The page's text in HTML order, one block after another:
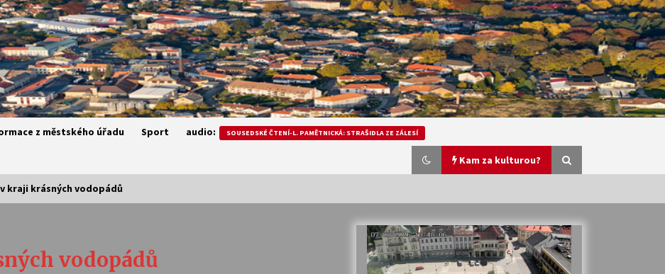
z městského úřadu Sport audio: SOUSEDSKÉ ČTENÍ-L. PAMĚTNICKÁ: STRAŠIDLA ZE ZÁLESÍ
Kam za kulturou?
Stávám se kapkou
Veselí muzikanti
30. 7. 2026
kraji krásných vodopádů
vodopádů